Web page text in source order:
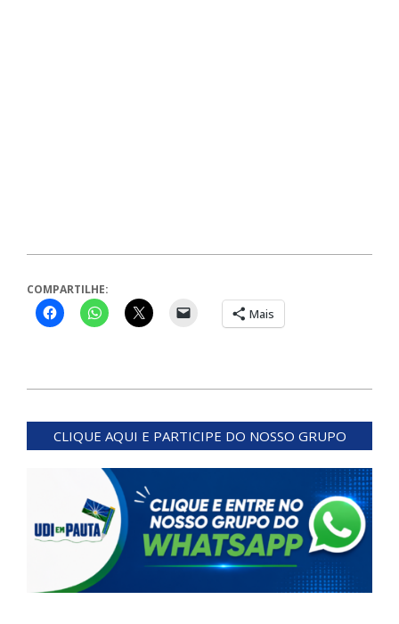
COMPARTILHE:
Mais
11-
CLIQUE AQUI E PARTICIPE DO NOSSO GRUPO